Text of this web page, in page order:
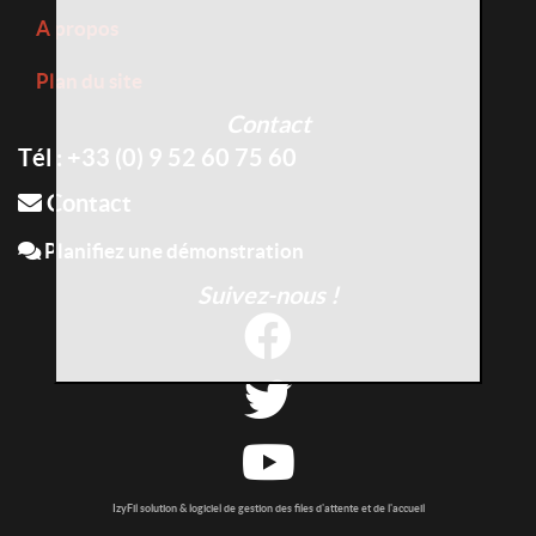
A propos
Plan du site
Contact
Tél : +33 (0) 9 52 60 75 60
Contact
Planifiez une démonstration
Suivez-nous !
IzyFil solution & logiciel de gestion des files d'attente et de l'accueil